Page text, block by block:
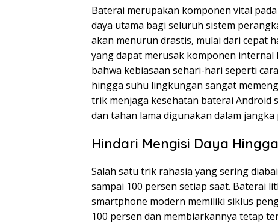
Baterai merupakan komponen vital
daya utama bagi seluruh sistem
akan menurun drastis, mulai dari cepat
yang dapat merusak komponen internal
bahwa kebiasaan sehari-hari seperti
hingga suhu lingkungan sangat
trik menjaga kesehatan baterai Android
dan tahan lama digunakan dalam jangka
Hindari Mengisi Daya
Salah satu trik rahasia yang sering
sampai 100 persen setiap saat. Baterai
smartphone modern memiliki siklus
100 persen dan membiarkannya tetap